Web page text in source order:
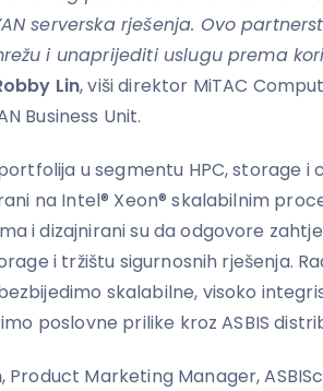
serverska rješenja. Ovo
i unaprijediti uslugu prema
Lin, viši direktor MiTAC
Business Unit.
u segmentu HPC, storage i
na Intel® Xeon® skalabilnim
i dizajnirani su da odgovore
i tržištu sigurnosnih rješenja.
skalabilne, visoko
poslovne prilike kroz ASBIS
, Product Marketing Manager,